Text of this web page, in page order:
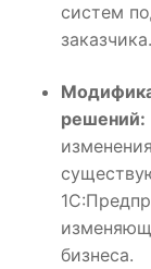
систем
заказчика.
решений:
бизнеса.